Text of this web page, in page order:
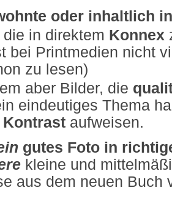
oder inhaltlich
die in direktem Konnex
bei Printmedien nicht
zu lesen)
aber Bilder, die
eindeutiges Thema
Kontrast aufweisen.
gutes Foto in
kleine und
aus dem neuen Buch